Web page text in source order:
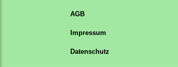
AGB
Impressum
Datenschutz